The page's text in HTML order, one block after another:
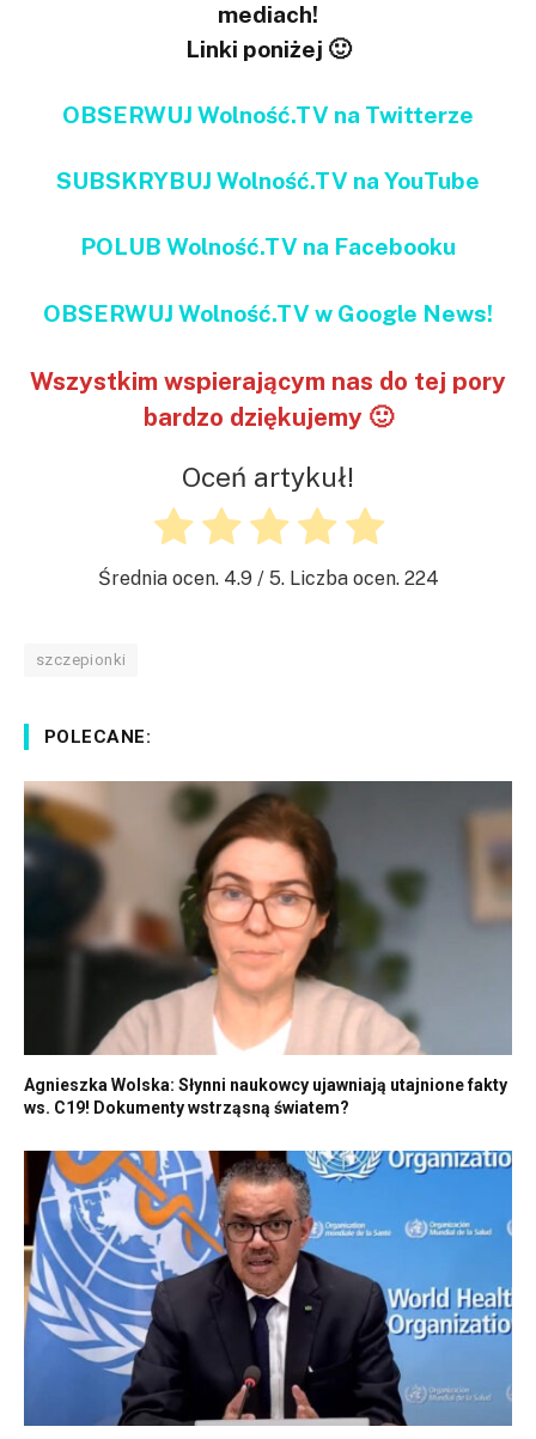
mediach!
Linki poniżej 🙂
OBSERWUJ Wolność.TV na Twitterze
SUBSKRYBUJ Wolność.TV na YouTube
POLUB Wolność.TV na Facebooku
OBSERWUJ Wolność.TV w Google News!
Wszystkim wspierającym nas do tej pory
bardzo dziękujemy 🙂
Oceń artykuł!
Średnia ocen. 4.9 / 5. Liczba ocen. 224
szczepionki
POLECANE:
Agnieszka Wolska: Słynni naukowcy ujawniają utajnione fakty
ws. C19! Dokumenty wstrząsną światem?